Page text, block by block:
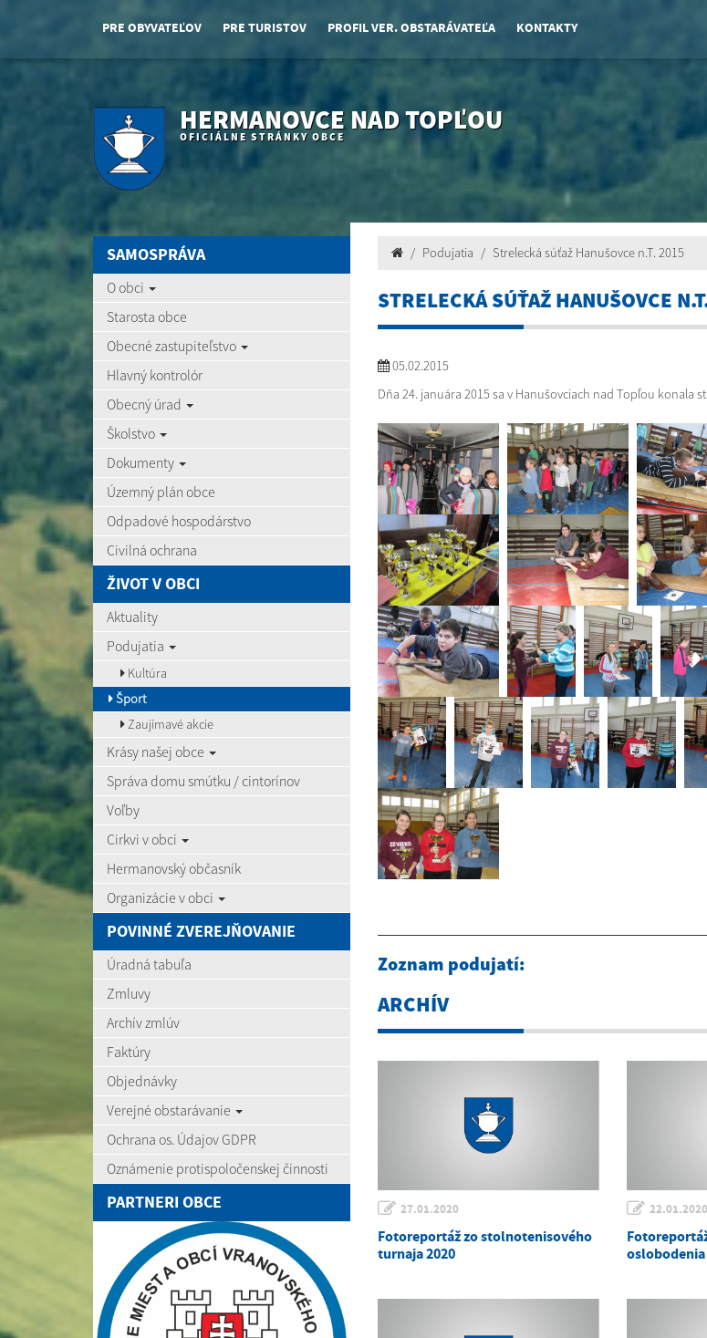
PRE OBYVATEĽOV PRE TURISTOV PROFIL VER. OBSTARÁVATEĽA KONTAKTY
HERMANOVCE NAD TOPĽOU
OFICIÁLNE STRÁNKY OBCE
SAMOSPRÁVA
O obci
Starosta obce
Obecné zastupiteľstvo
Hlavný kontrolór
Obecný úrad
Školstvo
Dokumenty
Územný plán obce
Odpadové hospodárstvo
Civilná ochrana
ŽIVOT V OBCI
Aktuality
Podujatia
Kultúra
Šport
Zaujímavé akcie
Krásy našej obce
Správa domu smútku / cintorínov
Voľby
Cirkvi v obci
Hermanovský občasník
Organizácie v obci
POVINNÉ ZVEREJŇOVANIE
Úradná tabuľa
Zmluvy
Archív zmlúv
Faktúry
Objednávky
Verejné obstarávanie
Ochrana os. Údajov GDPR
Oznámenie protispoločenskej činnosti
PARTNERI OBCE
Podujatia Strelecká súťaž Hanušovce n.T. 2015
STRELECKÁ SÚŤAŽ HANUŠOVCE
05.02.2015
Dňa 24. januára 2015 sa v Hanušovciach nad Topľou konala
Zoznam podujatí:
ARCHÍV
27.01.2020
Fotoreportáž zo stolnotenisového
turnaja 2020
22.01.2020
oslobodenia